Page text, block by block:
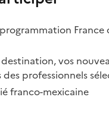
France
vos
professionnels
franco-mexicaine